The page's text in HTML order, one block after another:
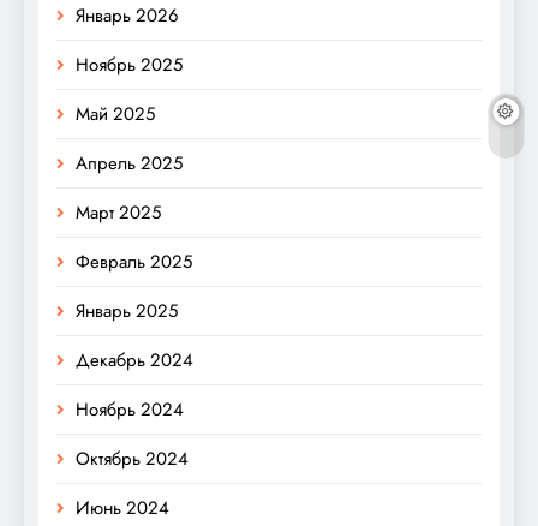
Январь 2026
Ноябрь 2025
Май 2025
Апрель 2025
Март 2025
Февраль 2025
Январь 2025
Декабрь 2024
Ноябрь 2024
Октябрь 2024
Июнь 2024